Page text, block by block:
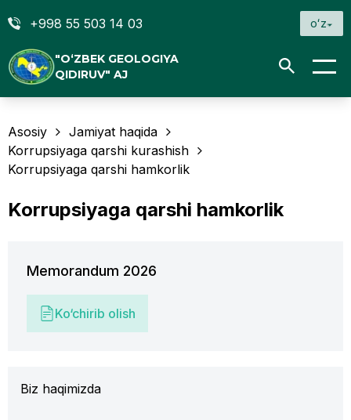
+998 55 503 14 03 oʻz
"O‘ZBEK GEOLOGIYA
QIDIRUV" AJ
Asosiy
Jamiyat haqida
Korrupsiyaga qarshi kurashish
Korrupsiyaga qarshi hamkorlik
Korrupsiyaga qarshi hamkorlik
Memorandum 2026
Ko‘chirib olish
Biz haqimizda